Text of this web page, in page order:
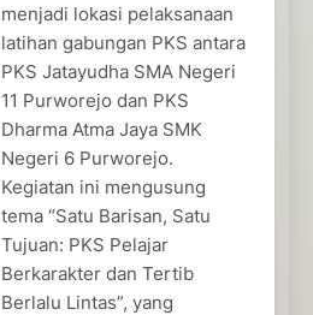
menjadi lokasi pelaksanaan
latihan gabungan PKS antara
PKS Jatayudha SMA Negeri
11 Purworejo dan PKS
Dharma Atma Jaya SMK
Negeri 6 Purworejo.
Kegiatan ini mengusung
tema “Satu Barisan, Satu
Tujuan: PKS Pelajar
Berkarakter dan Tertib
Berlalu Lintas”, yang